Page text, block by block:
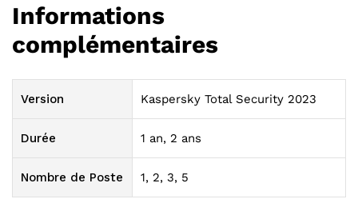
Informations
complémentaires
Version Kaspersky Total Security 2023
Durée 1 an, 2 ans
Nombre de Poste 1, 2, 3, 5